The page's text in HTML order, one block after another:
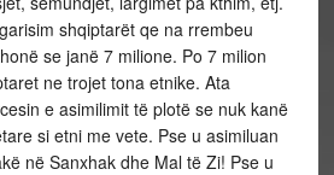
shqiptarët qe na rrembeu
se janë 7 milione. Po 7 milion
ne trojet tona etnike. Ata
e asimilimit të plotë se nuk kanë
si etni me vete. Pse u asimiluan
në Sanxhak dhe Mal të Zi! Pse u